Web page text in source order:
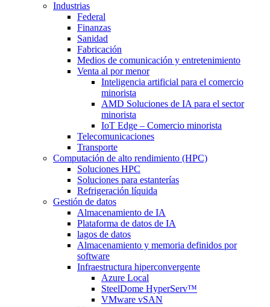
Industrias
Federal
Finanzas
Sanidad
Fabricación
Medios de comunicación y entretenimiento
Venta al por menor
Inteligencia artificial para el comercio
minorista
AMD Soluciones de IA para el sector
minorista
IoT Edge – Comercio minorista
Telecomunicaciones
Transporte
Computación de alto rendimiento (HPC)
Soluciones HPC
Soluciones para estanterías
Refrigeración líquida
Gestión de datos
Almacenamiento de IA
Plataforma de datos de IA
lagos de datos
Almacenamiento y memoria definidos por
software
Infraestructura hiperconvergente
Azure Local
SteelDome HyperServ™
VMware vSAN